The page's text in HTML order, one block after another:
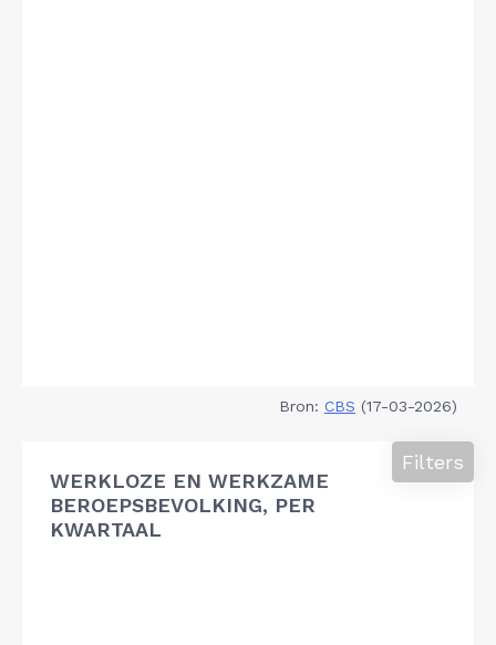
Bron: CBS (17-03-2026)
WERKLOZE EN WERKZAME
BEROEPSBEVOLKING, PER
KWARTAAL
Filters